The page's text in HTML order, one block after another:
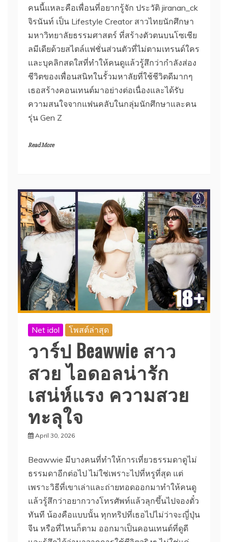
คนนี้แหละคือเพื่อนที่อยากรู้จัก ประวัติ jiranan_ck
จิรนันท์ เป็น Lifestyle Creator สาวไทยนักศึกษา
มหาวิทยาลัยธรรมศาสตร์ ที่สร้างตัวตนบนโซเชีย
ลมีเดียด้วยสไตล์แฟชั่นส่วนตัวที่ไม่ตามเทรนด์ใคร
และบุคลิกสดใสที่ทำให้คนดูแล้วรู้สึกว่ากำลังส่อง
ชีวิตของเพื่อนสนิทในรั้วมหาลัยที่ใช้ชีวิตดีมากๆ
เธอสร้างคอนเทนต์มาอย่างต่อเนื่องและได้รับ
ความสนใจจากแฟนคลับในกลุ่มนักศึกษาและคน
รุ่น Gen Z
Read More
Net idol โพสต์ล่าสุด
วาร์ป Beawwie สาว
สวย ไอดอลน่ารัก
เสน่ห์แรง ความสวย
ทะลุใจ
April 30, 2026
Beawwie มีบางคนที่ทำให้การเที่ยวธรรมดาดูไม่
ธรรมดาอีกต่อไป ไม่ใช่เพราะไปที่หรูที่สุด แต่
เพราะวิธีที่เขาเล่าและถ่ายทอดออกมาทำให้คนดู
แล้วรู้สึกว่าอยากวางโทรศัพท์แล้วลุกขึ้นไปจองตั๋ว
ทันที น้องคือแบบนั้น ทุกทริปที่เธอไปไม่ว่าจะญี่ปุ่น
จีน หรือที่ไหนก็ตาม ออกมาเป็นคอนเทนต์ที่ดูดี